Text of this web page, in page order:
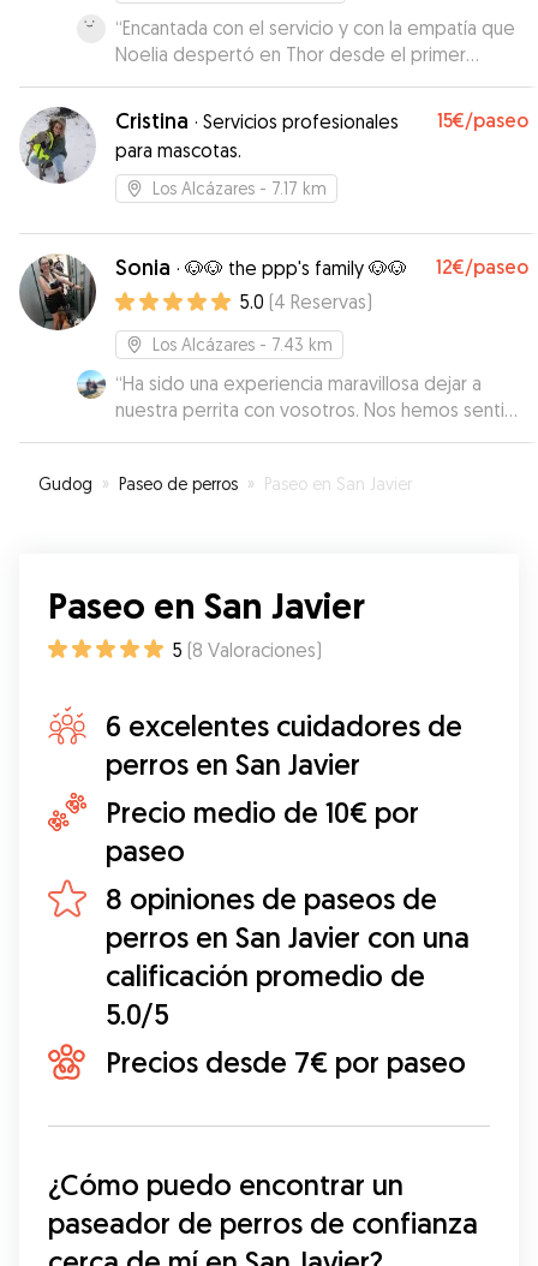
“Encantada con el servicio y con la empatía que
Noelia despertó en Thor desde el primer
momento.”
Cristina · Servicios profesionales
para mascotas.
15€/paseo
Los Alcázares - 7.17 km
Sonia · 🐶🐶 the ppp's family 🐶🐶 12€/paseo
5.0 (4 Reservas)
Los Alcázares - 7.43 km
“Ha sido una experiencia maravillosa dejar a
nuestra perrita con vosotros. Nos hemos sentido
muy tranquilos en todo momento sabiendo lo
con Sonia e Iván así como con sus pequeños
volveremos a contar con ellos, Noa está
deseando volver a jugar con sus nuevos
amigos.”
Gudog » Paseo de perros » Paseo en San Javier
Paseo en San Javier
5 (8 Valoraciones)
6 excelentes cuidadores de
perros en San Javier
Precio medio de 10€ por
paseo
8 opiniones de paseos de
perros en San Javier con una
calificación promedio de
5.0/5
Precios desde 7€ por paseo
¿Cómo puedo encontrar un
paseador de perros de confianza